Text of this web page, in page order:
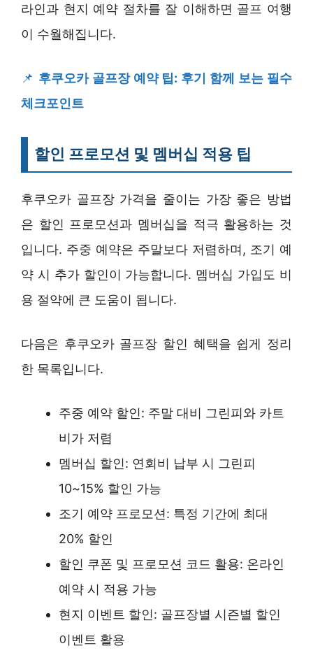
라인과 현지 예약 절차를 잘 이해하면 골프 여행
이 수월해집니다.
📌 후쿠오카 골프장 예약 팁: 후기 함께 보는 필수
체크포인트
할인 프로모션 및 멤버십 적용 팁
후쿠오카 골프장 가격을 줄이는 가장 좋은 방법
은 할인 프로모션과 멤버십을 적극 활용하는 것
입니다. 주중 예약은 주말보다 저렴하며, 조기 예
약 시 추가 할인이 가능합니다. 멤버십 가입도 비
용 절약에 큰 도움이 됩니다.
다음은 후쿠오카 골프장 할인 혜택을 쉽게 정리
한 목록입니다.
주중 예약 할인: 주말 대비 그린피와 카트
비가 저렴
멤버십 할인: 연회비 납부 시 그린피
10~15% 할인 가능
조기 예약 프로모션: 특정 기간에 최대
20% 할인
할인 쿠폰 및 프로모션 코드 활용: 온라인
예약 시 적용 가능
현지 이벤트 할인: 골프장별 시즌별 할인
이벤트 활용